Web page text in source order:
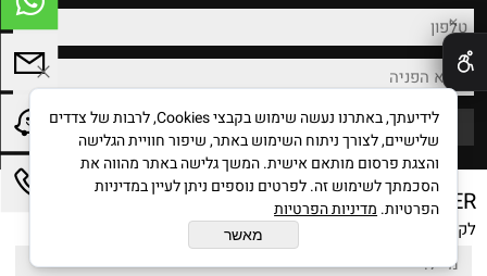
NEWSLETTER
לקבלת הטבות במייל הרשמו לניוזלטר
✕
לידיעתך, באתרנו נעשה שימוש בקבצי Cookies, לרבות של צדדים
שלישיים, לצורך ניתוח השימוש באתר, שיפור חוויית הגלישה
והצגת פרסום מותאם אישית. המשך גלישה באתר מהווה את
הסכמתך לשימוש זה. לפרטים נוספים ניתן לעיין במדיניות
הפרטיות. מדיניות הפרטיות
מאשר